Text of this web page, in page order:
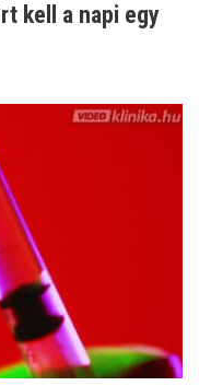
kell a napi egy